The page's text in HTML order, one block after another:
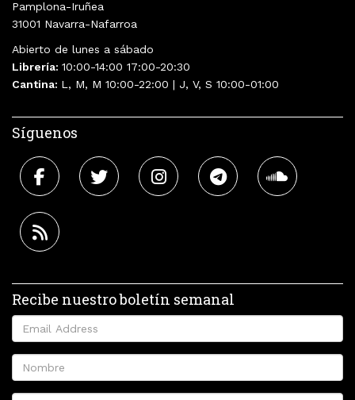
Pamplona-Iruñea
31001 Navarra-Nafarroa
Abierto de lunes a sábado
Librería: 10:00-14:00 17:00-20:30
Cantina: L, M, M 10:00-22:00 | J, V, S 10:00-01:00
Síguenos
Recibe nuestro boletín semanal